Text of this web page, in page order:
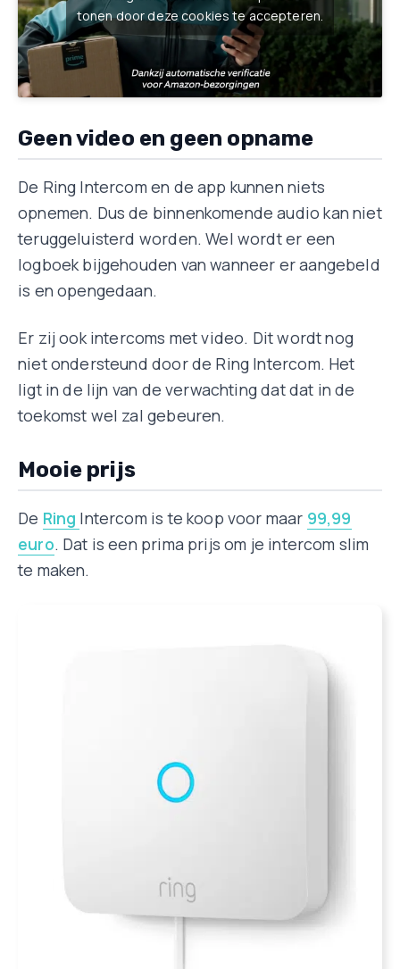
tonen door deze cookies te accepteren.
Geen video en geen opname
De Ring Intercom en de app kunnen niets
opnemen. Dus de binnenkomende audio kan niet
teruggeluisterd worden. Wel wordt er een
logboek bijgehouden van wanneer er aangebeld
is en opengedaan.
Er zij ook intercoms met video. Dit wordt nog
niet ondersteund door de Ring Intercom. Het
ligt in de lijn van de verwachting dat dat in de
toekomst wel zal gebeuren.
Mooie prijs
De Ring Intercom is te koop voor maar 99,99
euro. Dat is een prima prijs om je intercom slim
te maken.